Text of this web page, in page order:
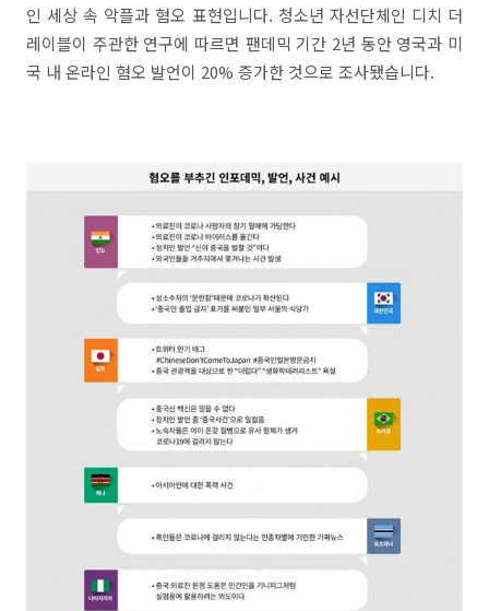
인 세상 속 악플과 혐오 표현입니다. 청소년 자선단체인 디치 더
레이블이 주관한 연구에 따르면 팬데믹 기간 2년 동안 영국과 미
국 내 온라인 혐오 발언이 20% 증가한 것으로 조사됐습니다.